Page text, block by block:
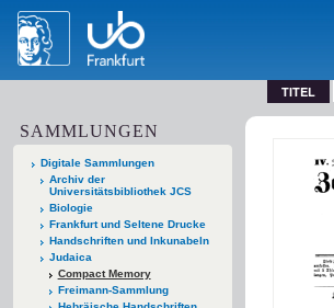
TITEL
SAMMLUNGEN
Digitale Sammlungen
Archiv der
Universitätsbibliothek JCS
Biologie
Frankfurt und Seltene Drucke
Handschriften und Inkunabeln
Judaica
Compact Memory
Freimann-Sammlung